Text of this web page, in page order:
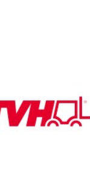
Más información